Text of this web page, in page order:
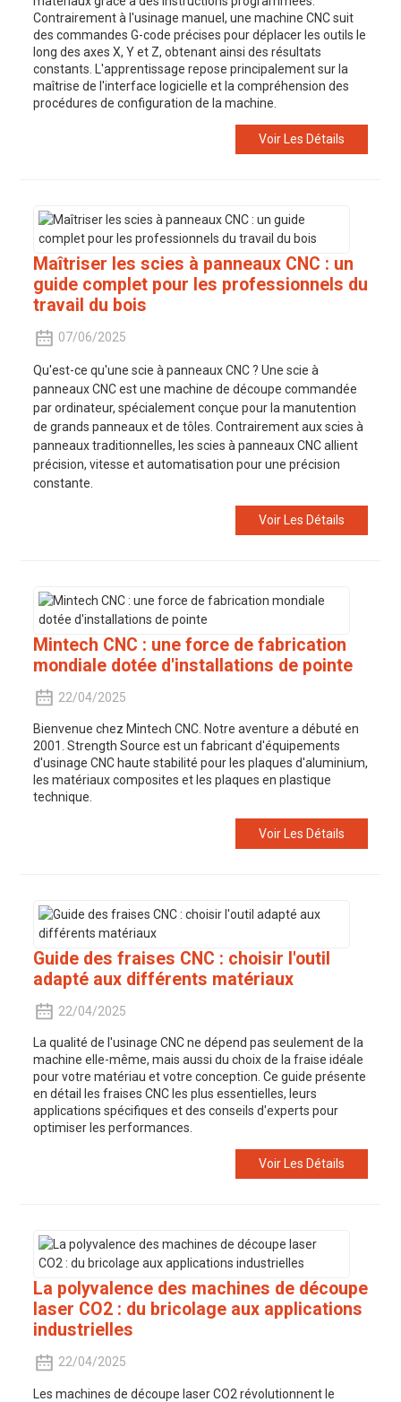
Contrairement à l'usinage manuel, une machine CNC suit
des commandes G-code précises pour déplacer les outils le
long des axes X, Y et Z, obtenant ainsi des résultats
constants. L'apprentissage repose principalement sur la
maîtrise de l'interface logicielle et la compréhension des
procédures de configuration de la machine.
Voir Les Détails
Maîtriser les scies à panneaux CNC : un
guide complet pour les professionnels du
travail du bois
07/06/2025
Qu'est-ce qu'une scie à panneaux CNC ? Une scie à
panneaux CNC est une machine de découpe commandée
par ordinateur, spécialement conçue pour la manutention
de grands panneaux et de tôles. Contrairement aux scies à
panneaux traditionnelles, les scies à panneaux CNC allient
précision, vitesse et automatisation pour une précision
constante.
Voir Les Détails
Mintech CNC : une force de fabrication
mondiale dotée d'installations de pointe
22/04/2025
Bienvenue chez Mintech CNC. Notre aventure a débuté en
2001. Strength Source est un fabricant d'équipements
d'usinage CNC haute stabilité pour les plaques d'aluminium,
les matériaux composites et les plaques en plastique
technique.
Voir Les Détails
Guide des fraises CNC : choisir l'outil
adapté aux différents matériaux
22/04/2025
La qualité de l'usinage CNC ne dépend pas seulement de la
machine elle-même, mais aussi du choix de la fraise idéale
pour votre matériau et votre conception. Ce guide présente
en détail les fraises CNC les plus essentielles, leurs
applications spécifiques et des conseils d'experts pour
optimiser les performances.
Voir Les Détails
La polyvalence des machines de découpe
laser CO2 : du bricolage aux applications
industrielles
22/04/2025
Les machines de découpe laser CO2 révolutionnent le